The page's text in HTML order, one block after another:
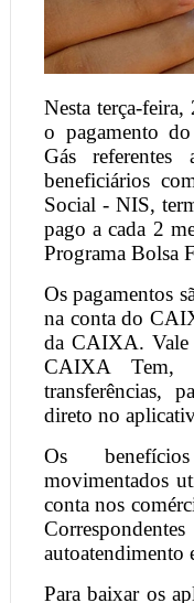
Nesta terça-
o pagamento
Gás
beneficiários
Social - NIS,
pago a cada 2
Programa Bolsa
Os pagamentos
na conta do
da CAIXA. Vale
CAIXA Tem,
transferências,
direto no
Os
movimentados
conta nos
autoatendimento
Para baixar os